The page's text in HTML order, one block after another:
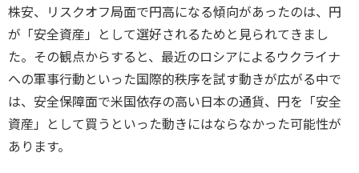
株安、リスクオフ局面で円高になる傾向があったのは、円
が「安全資産」として選好されるためと見られてきまし
た。その観点からすると、最近のロシアによるウクライナ
への軍事行動といった国際的秩序を試す動きが広がる中で
は、安全保障面で米国依存の高い日本の通貨、円を「安全
資産」として買うといった動きにはならなかった可能性が
あります。